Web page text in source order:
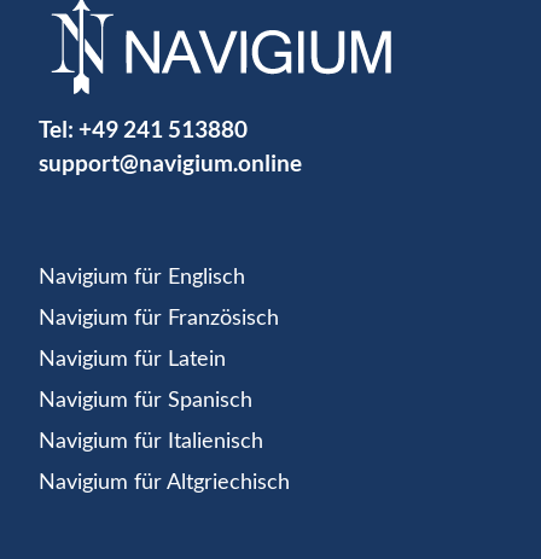
Tel: +49 241 513880
support@navigium.online
Navigium für Englisch
Navigium für Französisch
Navigium für Latein
Navigium für Spanisch
Navigium für Italienisch
Navigium für Altgriechisch